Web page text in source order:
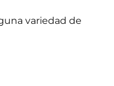
variedad de